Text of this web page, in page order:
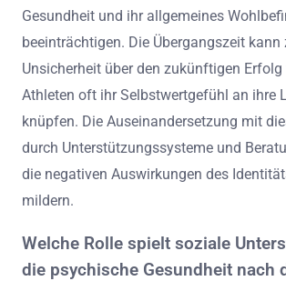
Gesundheit und ihr allgemeines
beeinträchtigen. Die Übergangszeit kann
Unsicherheit über den zukünftigen Erfolg
Athleten oft ihr Selbstwertgefühl an ihre
knüpfen. Die Auseinandersetzung mit
durch Unterstützungssysteme und
die negativen Auswirkungen des
mildern.
Welche Rolle spielt soziale
die psychische Gesundheit nach